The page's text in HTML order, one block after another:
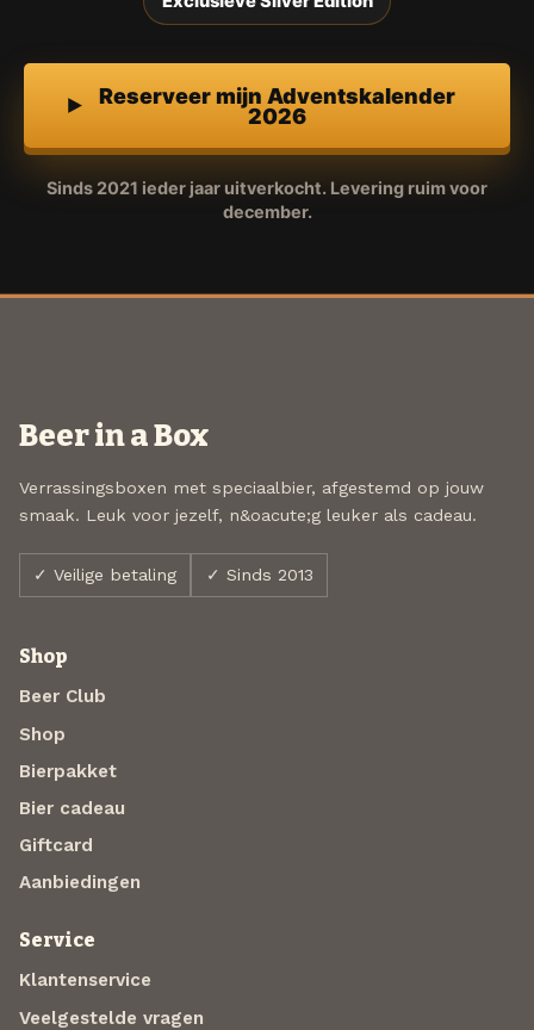
Reserveer mijn Adventskalender
2026
Sinds 2021 ieder jaar uitverkocht. Levering ruim voor
december.
Beer in a Box
Verrassingsboxen met speciaalbier, afgestemd op jouw
smaak. Leuk voor jezelf, n&oacute;g leuker als cadeau.
✓ Veilige betaling ✓ Sinds 2013
Shop
Beer Club
Shop
Bierpakket
Bier cadeau
Giftcard
Aanbiedingen
Service
Klantenservice
Veelgestelde vragen